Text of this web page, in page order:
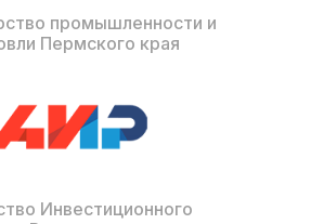
промышленности и
Пермского края
Инвестиционного